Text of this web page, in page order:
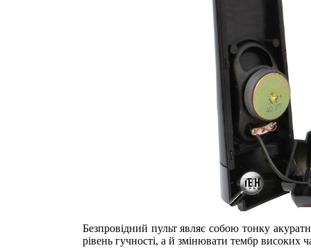
Безпровідний пульт являє собою тонку
рівень гучності, а й змінювати тембр високих